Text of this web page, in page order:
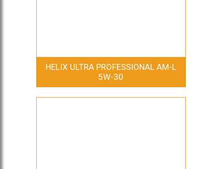
HELIX ULTRA PROFESSIONAL AM-L
5W-30